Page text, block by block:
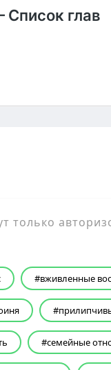
только
вживленные
семейные